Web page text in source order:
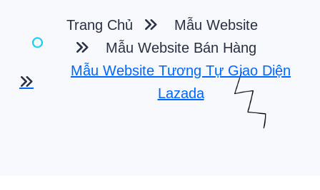
Trang Chủ
Mẫu Website
Mẫu Website Bán Hàng
Mẫu Website Tương Tự Giao Diện
Lazada